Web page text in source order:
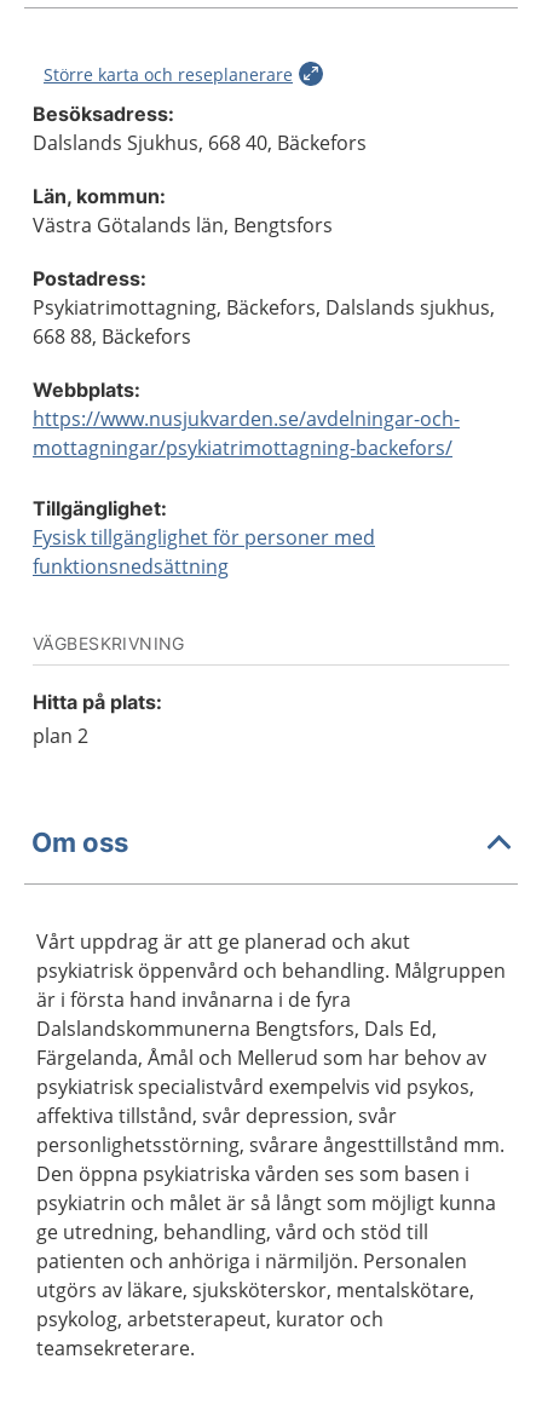
Större karta och reseplanerare
Besöksadress:
Dalslands Sjukhus, 668 40, Bäckefors
Län, kommun:
Västra Götalands län, Bengtsfors
Postadress:
Psykiatrimottagning, Bäckefors, Dalslands sjukhus,
668 88, Bäckefors
Webbplats:
https://www.nusjukvarden.se/avdelningar-och-
mottagningar/psykiatrimottagning-backefors/
Tillgänglighet:
Fysisk tillgänglighet för personer med
funktionsnedsättning
VÄGBESKRIVNING
Hitta på plats:
plan 2
Om oss
Vårt uppdrag är att ge planerad och akut
psykiatrisk öppenvård och behandling. Målgruppen
är i första hand invånarna i de fyra
Dalslandskommunerna Bengtsfors, Dals Ed,
Färgelanda, Åmål och Mellerud som har behov av
psykiatrisk specialistvård exempelvis vid psykos,
affektiva tillstånd, svår depression, svår
personlighetsstörning, svårare ångesttillstånd mm.
Den öppna psykiatriska vården ses som basen i
psykiatrin och målet är så långt som möjligt kunna
ge utredning, behandling, vård och stöd till
patienten och anhöriga i närmiljön. Personalen
utgörs av läkare, sjuksköterskor, mentalskötare,
psykolog, arbetsterapeut, kurator och
teamsekreterare.